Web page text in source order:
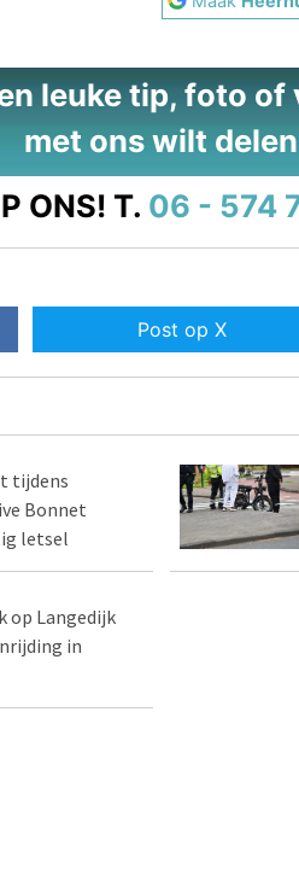
leuke tip, foto of
met ons wilt
ONS! T. 06 - 574
Post op X
tijdens
Bonnet
letsel
op Langedijk
in